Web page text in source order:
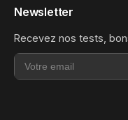
Newsletter
Recevez nos tests,